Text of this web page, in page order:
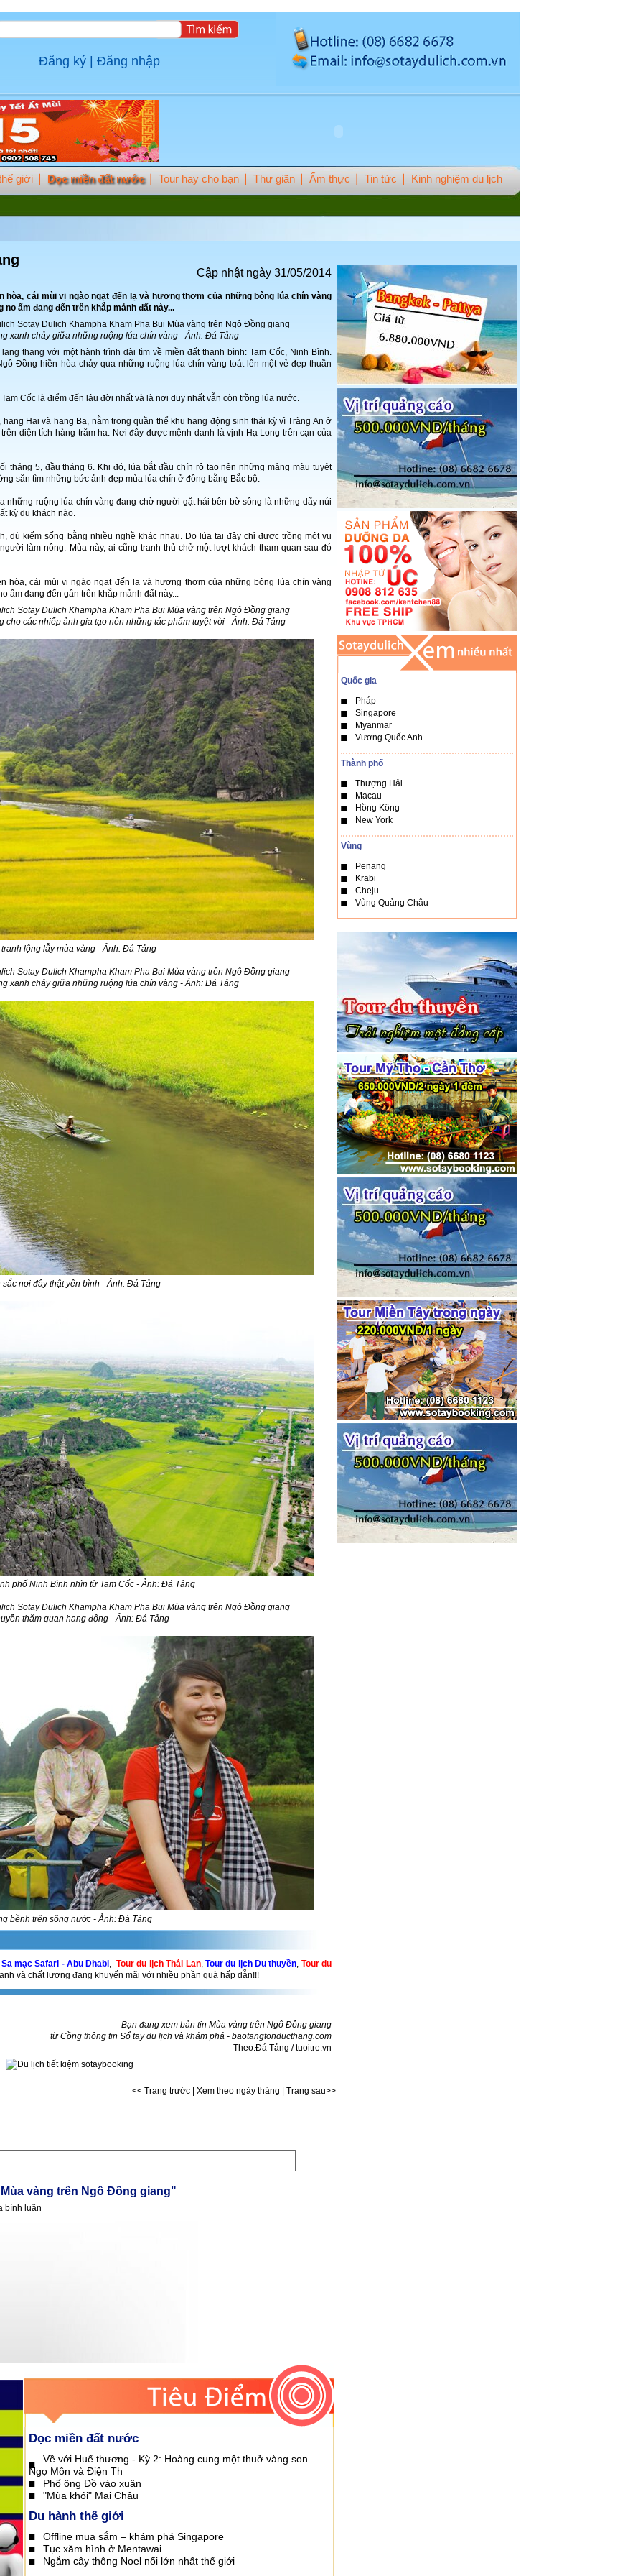
Đăng ký Đăng nhập
giới Dọc miền đất nước Tour hay cho bạn Thư giãn Ẩm thực Tin tức Kinh nghiệm du lịch
Cập nhật ngày 31/05/2014
hòa, cái mùi vị ngào ngạt đến lạ và hương thơm của những bông lúa chín vàng
ấm đang đến trên khắp mảnh đất này...
xanh chảy giữa những ruộng lúa chín vàng - Ảnh: Đá Tảng
thang với một hành trình dài tìm về miền đất thanh bình: Tam Cốc, Ninh Bình.
Đồng hiền hòa chảy qua những ruộng lúa chín vàng toát lên một vẻ đẹp thuần
Cốc là điểm đến lâu đời nhất và là nơi duy nhất vẫn còn trồng lúa nước.
Hai và hang Ba, nằm trong quần thể khu hang động sinh thái kỳ vĩ Tràng An ở
diện tích hàng trăm ha. Nơi đây được mệnh danh là vịnh Hạ Long trên cạn của
tháng 5, đầu tháng 6. Khi đó, lúa bắt đầu chín rộ tạo nên những mảng màu tuyệt
săn tìm những bức ảnh đẹp mùa lúa chín ở đồng bằng Bắc bộ.
những ruộng lúa chín vàng đang chờ người gặt hái bên bờ sông là những dãy núi
kỳ du khách nào.
dù kiếm sống bằng nhiều nghề khác nhau. Do lúa tại đây chỉ được trồng một vụ
làm nông. Mùa này, ai cũng tranh thủ chở một lượt khách tham quan sau đó
hòa, cái mùi vị ngào ngạt đến lạ và hương thơm của những bông lúa chín vàng
ấm đang đến gần trên khắp mảnh đất này...
cho các nhiếp ảnh gia tạo nên những tác phẩm tuyệt vời - Ảnh: Đá Tảng
lộng lẫy mùa vàng - Ảnh: Đá Tảng
xanh chảy giữa những ruộng lúa chín vàng - Ảnh: Đá Tảng
sắc nơi đây thật yên bình - Ảnh: Đá Tảng
phố Ninh Bình nhìn từ Tam Cốc - Ảnh: Đá Tảng
thăm quan hang động - Ảnh: Đá Tảng
bềnh trên sông nước - Ảnh: Đá Tảng
mạc Safari - Abu Dhabi,Tour du lịch Thái Lan, Tour du lịch Du thuyền, Tour du
và chất lượng đang khuyến mãi với nhiều phần quà hấp dẫn!!!
Bạn đang xem bản tin Mùa vàng trên Ngô Đồng giang
từ Cồng thông tin Sổ tay du lịch và khám phá - baotangtonducthang.com
Theo:Đá Tảng / tuoitre.vn
<< Trang trước Xem theo ngày tháng Trang sau>>
vàng trên Ngô Đồng giang"
bình luận
Dọc miền đất nước
Về với Huế thương - Kỳ 2: Hoàng cung một thuở vàng son –
Ngọ Môn và Điện Th
Phố ông Đồ vào xuân
"Mùa khói" Mai Châu
Du hành thế giới
Offline mua sắm – khám phá Singapore
Tục xăm hình ở Mentawai
Ngắm cây thông Noel nổi lớn nhất thế giới
Quốc gia
Pháp
Singapore
Myanmar
Vương Quốc Anh
Thành phố
Thượng Hải
Macau
Hồng Kông
New York
Vùng
Penang
Krabi
Cheju
Vùng Quảng Châu